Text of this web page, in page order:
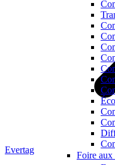
Foire aux
Evertag